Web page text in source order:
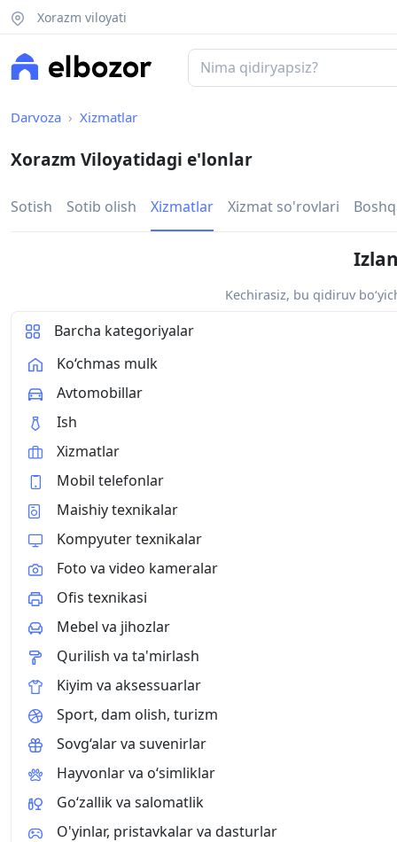
Xorazm viloyati
Darvoza Xizmatlar
Xorazm Viloyatidagi e'lonlar
Sotish Sotib olish Xizmatlar Xizmat so'rovlari
Kechirasiz, bu qidiruv
Barcha kategoriyalar
Ko‘chmas mulk
Avtomobillar
Ish
Xizmatlar
Mobil telefonlar
Maishiy texnikalar
Kompyuter texnikalar
Foto va video kameralar
Ofis texnikasi
Mebel va jihozlar
Qurilish va ta'mirlash
Kiyim va aksessuarlar
Sport, dam olish, turizm
Sovg‘alar va suvenirlar
Hayvonlar va o‘simliklar
Go‘zallik va salomatlik
O'yinlar, pristavkalar va dasturlar